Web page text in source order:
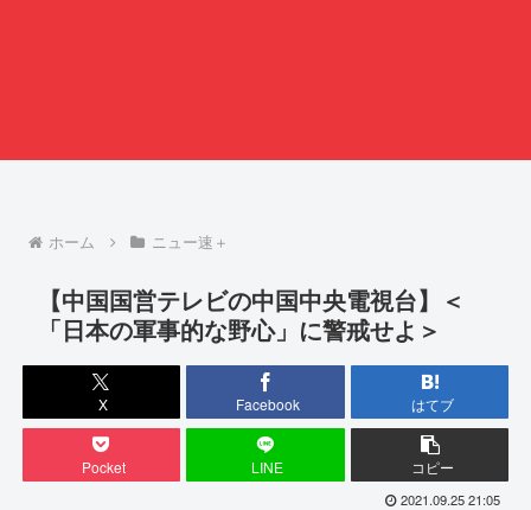
ホーム ニュー速＋
【中国国営テレビの中国中央電視台】＜
「日本の軍事的な野心」に警戒せよ＞
X Facebook はてブ
Pocket LINE コピー
2021.09.25 21:05